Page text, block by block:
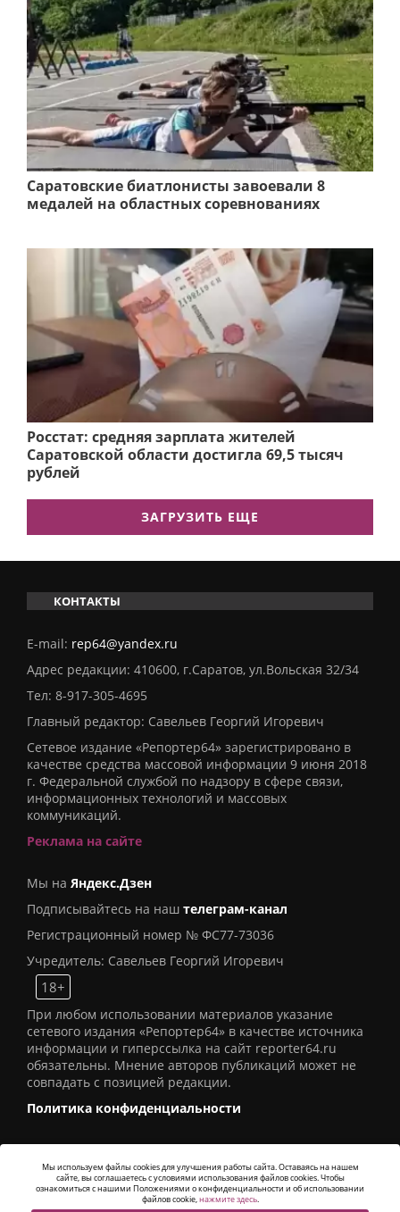
Саратовские биатлонисты завоевали 8
медалей на областных соревнованиях
Росстат: средняя зарплата жителей
Саратовской области достигла 69,5 тысяч
рублей
ЗАГРУЗИТЬ ЕЩЕ
КОНТАКТЫ
E-mail: rep64@yandex.ru
Адрес редакции: 410600, г.Саратов, ул.Вольская 32/34
Тел: 8-917-305-4695
Главный редактор: Савельев Георгий Игоревич
Сетевое издание «Репортер64» зарегистрировано в
качестве средства массовой информации 9 июня 2018
г. Федеральной службой по надзору в сфере связи,
информационных технологий и массовых
коммуникаций.
Реклама на сайте
Мы на Яндекс.Дзен
Подписывайтесь на наш телеграм-канал
Регистрационный номер № ФС77-73036
Учредитель: Савельев Георгий Игоревич
18+
При любом использовании материалов указание
сетевого издания «Репортер64» в качестве источника
информации и гиперссылка на сайт reporter64.ru
обязательны. Мнение авторов публикаций может не
совпадать с позицией редакции.
Политика конфиденциальности
© 2016СИ «Репортер64». Все права защищены -
Alatis Studio
Мы используем файлы cookies для улучшения работы сайта. Оставаясь на нашем
сайте, вы соглашаетесь с условиями использования файлов cookies. Чтобы
ознакомиться с нашими Положениями о конфиденциальности и об использовании
файлов cookie,нажмите здесь.